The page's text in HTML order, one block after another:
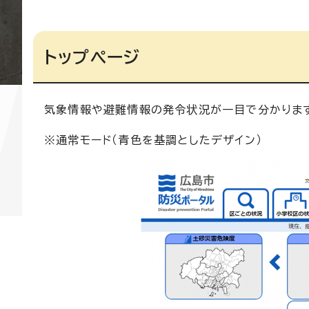
トップページ
気象情報や避難情報の発令状況が一目で分かりま
※通常モード（青色を基調としたデザイン）